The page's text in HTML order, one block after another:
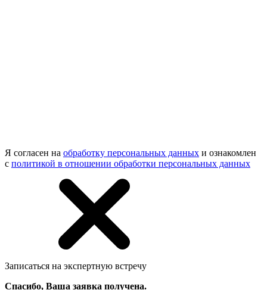
Я согласен на обработку персональных данных и ознакомлен
с политикой в отношении обработки персональных данных
Записаться на экспертную встречу
Спасибо, Ваша заявка получена.